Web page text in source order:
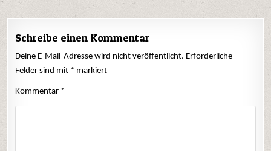
Schreibe einen Kommentar
Deine E-Mail-Adresse wird nicht veröffentlicht. Erforderliche
Felder sind mit * markiert
Kommentar *